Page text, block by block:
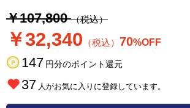
￥107,800（税込）
￥32,340 （税込） 70%OFF
147 円分のポイント還元
37 人がお気に入りに登録しています。